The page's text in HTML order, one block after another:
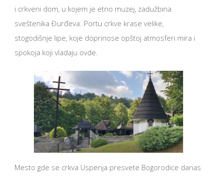
i crkveni dom, u kojem je etno muzej, zadužbina
sveštenika Đurđeva. Portu crkve krase velike,
stogodišnje lipe, koje doprinose opštoj atmosferi mira i
spokoja koji vladaju ovde.
Mesto gde se crkva Uspenja presvete Bogorodice danas